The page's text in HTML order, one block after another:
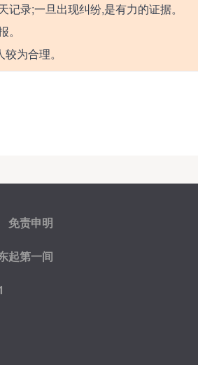
录;一旦出现纠纷,是有力的证据。
为合理。
免责申明
起第一间